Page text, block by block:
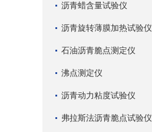
沥青蜡含量试验仪
沥青旋转薄膜加热试验仪
石油沥青脆点测定仪
沸点测定仪
沥青动力粘度试验仪
弗拉斯法沥青脆点试验仪